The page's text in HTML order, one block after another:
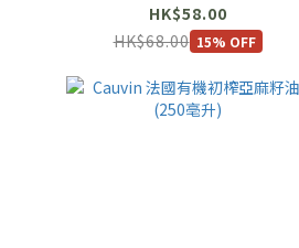
HK$58.00
HK$68.00 15% OFF